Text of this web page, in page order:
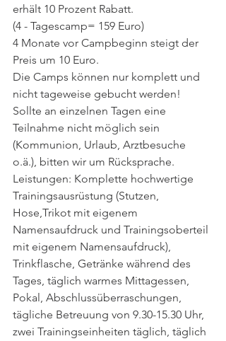
erhält 10 Prozent Rabatt.
(4 - Tagescamp= 159 Euro)
4 Monate vor Campbeginn steigt der
Preis um 10 Euro.
Die Camps können nur komplett und
nicht tageweise gebucht werden!
Sollte an einzelnen Tagen eine
Teilnahme nicht möglich sein
(Kommunion, Urlaub, Arztbesuche
o.ä.), bitten wir um Rücksprache.
Leistungen: Komplette hochwertige
Trainingsausrüstung (Stutzen,
Hose,Trikot mit eigenem
Namensaufdruck und Trainingsoberteil
mit eigenem Namensaufdruck),
Trinkflasche, Getränke während des
Tages, täglich warmes Mittagessen,
Pokal, Abschlussüberraschungen,
tägliche Betreuung von 9.30-15.30 Uhr,
zwei Trainingseinheiten täglich, täglich